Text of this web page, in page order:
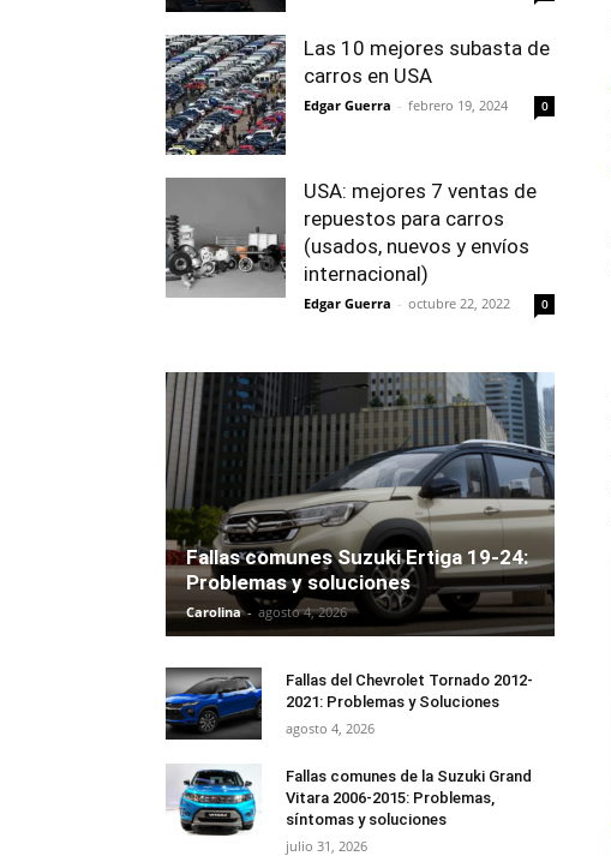
Las 10 mejores subasta de
carros en USA
Edgar Guerra - febrero 19, 2024 0
USA: mejores 7 ventas de
repuestos para carros
(usados, nuevos y envíos
internacional)
Edgar Guerra - octubre 22, 2022 0
Fallas comunes Suzuki Ertiga 19-24:
Problemas y soluciones
Carolina - agosto 4, 2026
Fallas del Chevrolet Tornado 2012-
2021: Problemas y Soluciones
agosto 4, 2026
Fallas comunes de la Suzuki Grand
Vitara 2006-2015: Problemas,
síntomas y soluciones
julio 31, 2026